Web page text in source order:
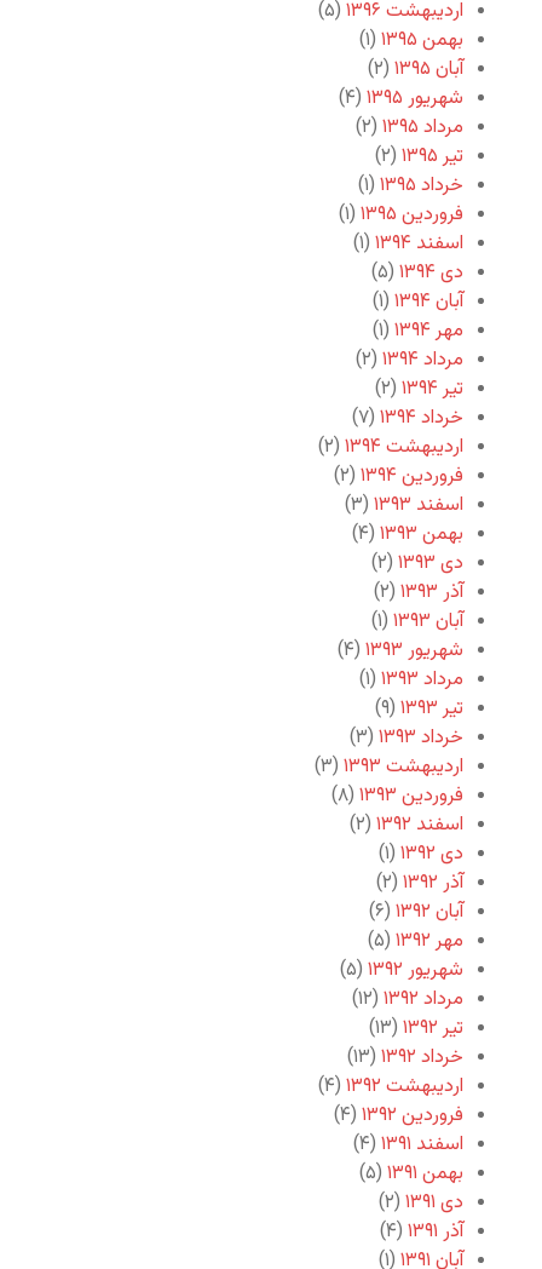
اردیبهشت ۱۳۹۶
(۵)
بهمن ۱۳۹۵
(۱)
آبان ۱۳۹۵
(۲)
شهریور ۱۳۹۵
(۴)
مرداد ۱۳۹۵
(۲)
تیر ۱۳۹۵
(۲)
خرداد ۱۳۹۵
(۱)
فروردین ۱۳۹۵
(۱)
اسفند ۱۳۹۴
(۱)
دی ۱۳۹۴
(۵)
آبان ۱۳۹۴
(۱)
مهر ۱۳۹۴
(۱)
مرداد ۱۳۹۴
(۲)
تیر ۱۳۹۴
(۲)
خرداد ۱۳۹۴
(۷)
اردیبهشت ۱۳۹۴
(۲)
فروردین ۱۳۹۴
(۲)
اسفند ۱۳۹۳
(۳)
بهمن ۱۳۹۳
(۴)
دی ۱۳۹۳
(۲)
آذر ۱۳۹۳
(۲)
آبان ۱۳۹۳
(۱)
شهریور ۱۳۹۳
(۴)
مرداد ۱۳۹۳
(۱)
تیر ۱۳۹۳
(۹)
خرداد ۱۳۹۳
(۳)
اردیبهشت ۱۳۹۳
(۳)
فروردین ۱۳۹۳
(۸)
اسفند ۱۳۹۲
(۲)
دی ۱۳۹۲
(۱)
آذر ۱۳۹۲
(۲)
آبان ۱۳۹۲
(۶)
مهر ۱۳۹۲
(۵)
شهریور ۱۳۹۲
(۵)
مرداد ۱۳۹۲
(۱۲)
تیر ۱۳۹۲
(۱۳)
خرداد ۱۳۹۲
(۱۳)
اردیبهشت ۱۳۹۲
(۴)
فروردین ۱۳۹۲
(۴)
اسفند ۱۳۹۱
(۴)
بهمن ۱۳۹۱
(۵)
دی ۱۳۹۱
(۲)
آذر ۱۳۹۱
(۴)
آبان ۱۳۹۱
(۱)